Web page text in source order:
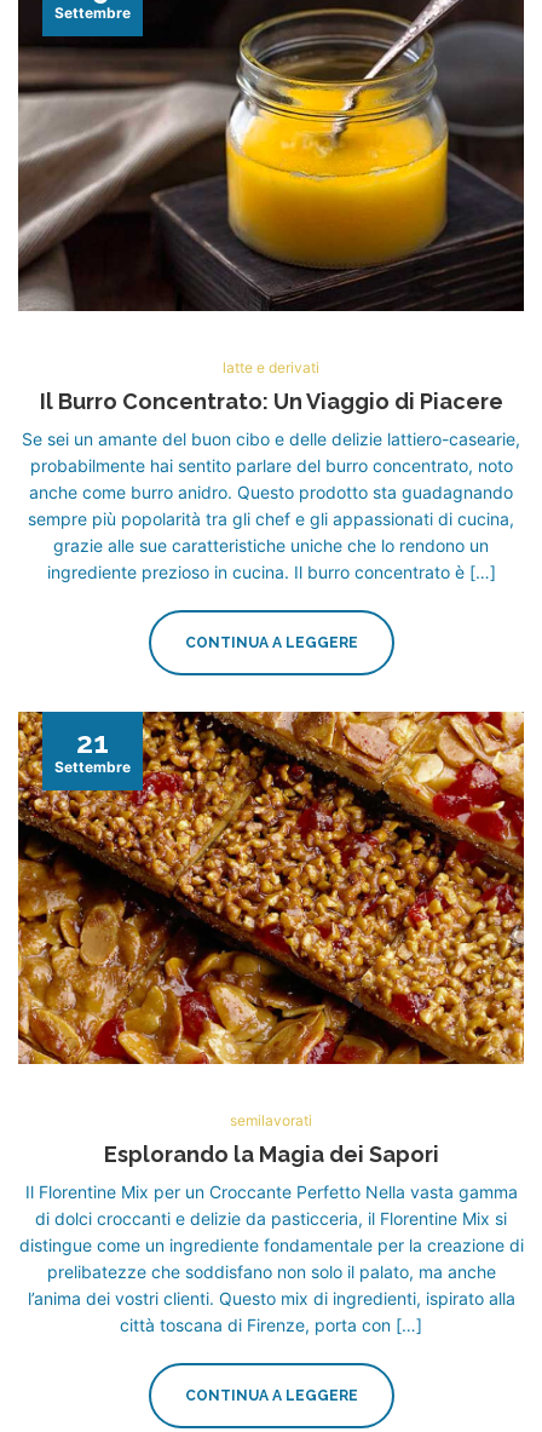
latte e derivati
Il Burro Concentrato: Un Viaggio di Piacere
Se sei un amante del buon cibo e delle delizie lattiero-casearie,
probabilmente hai sentito parlare del burro concentrato, noto
anche come burro anidro. Questo prodotto sta guadagnando
sempre più popolarità tra gli chef e gli appassionati di cucina,
grazie alle sue caratteristiche uniche che lo rendono un
ingrediente prezioso in cucina. Il burro concentrato è […]
CONTINUA A LEGGERE
Settembre
semilavorati
Esplorando la Magia dei Sapori
Il Florentine Mix per un Croccante Perfetto Nella vasta gamma
di dolci croccanti e delizie da pasticceria, il Florentine Mix si
distingue come un ingrediente fondamentale per la creazione di
prelibatezze che soddisfano non solo il palato, ma anche
l’anima dei vostri clienti. Questo mix di ingredienti, ispirato alla
città toscana di Firenze, porta con […]
CONTINUA A LEGGERE
21
Settembre